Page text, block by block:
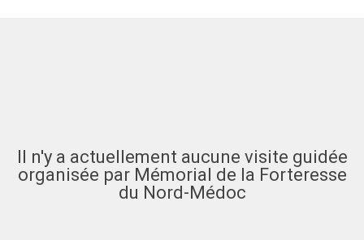
Il n'y a actuellement aucune visite guidée
organisée par Mémorial de la Forteresse
du Nord-Médoc